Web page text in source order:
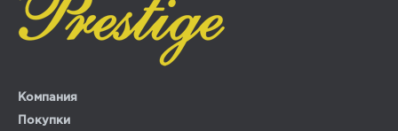
Компания
Покупки